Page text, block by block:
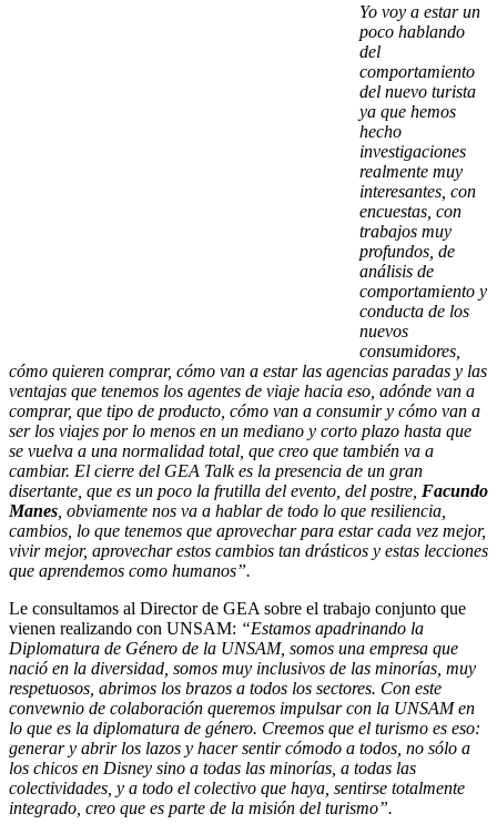
Yo voy a estar un
poco hablando
del
comportamiento
del nuevo turista
ya que hemos
hecho
investigaciones
realmente muy
interesantes, con
encuestas, con
trabajos muy
profundos, de
análisis de
comportamiento y
conducta de los
nuevos
consumidores,
cómo quieren comprar, cómo van a estar las agencias paradas y las
ventajas que tenemos los agentes de viaje hacia eso, adónde van a
comprar, que tipo de producto, cómo van a consumir y cómo van a
ser los viajes por lo menos en un mediano y corto plazo hasta que
se vuelva a una normalidad total, que creo que también va a
cambiar. El cierre del GEA Talk es la presencia de un gran
disertante, que es un poco la frutilla del evento, del postre, Facundo
Manes , obviamente nos va a hablar de todo lo que resiliencia,
cambios, lo que tenemos que aprovechar para estar cada vez mejor,
vivir mejor, aprovechar estos cambios tan drásticos y estas lecciones
que aprendemos como humanos”.
Le consultamos al Director de GEA sobre el trabajo conjunto que
vienen realizando con UNSAM: “Estamos apadrinando la
Diplomatura de Género de la UNSAM, somos una empresa que
nació en la diversidad, somos muy inclusivos de las minorías, muy
respetuosos, abrimos los brazos a todos los sectores. Con este
convewnio de colaboración queremos impulsar con la UNSAM en
lo que es la diplomatura de género. Creemos que el turismo es eso:
generar y abrir los lazos y hacer sentir cómodo a todos, no sólo a
los chicos en Disney sino a todas las minorías, a todas las
colectividades, y a todo el colectivo que haya, sentirse totalmente
integrado, creo que es parte de la misión del turismo”.